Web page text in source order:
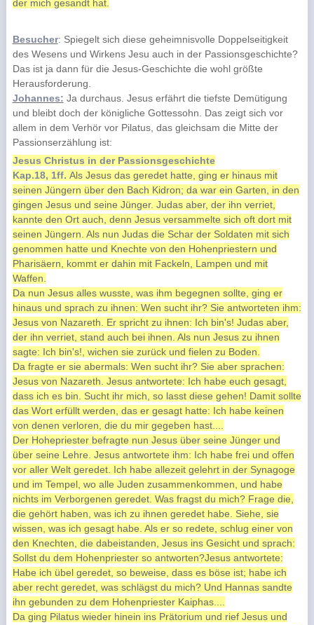
der mich gesandt hat.
Besucher: Spiegelt sich diese geheimnisvolle Doppelseitigkeit
des Wesens und Wirkens Jesu auch in der Passionsgeschichte?
Das ist ja dann für die Jesus-Geschichte die wohl größte
Herausforderung.
Johannes: Ja durchaus. Jesus erfährt die tiefste Demütigung
und bleibt doch der königliche Gottessohn. Das zeigt sich vor
allem in dem Verhör vor Pilatus, das gleichsam die Mitte der
Passionserzählung ist:
Jesus Christus in der Passionsgeschichte
Kap.18, 1ff. Als Jesus das geredet hatte, ging er hinaus mit
seinen Jüngern über den Bach Kidron; da war ein Garten, in den
gingen Jesus und seine Jünger. Judas aber, der ihn verriet,
kannte den Ort auch, denn Jesus versammelte sich oft dort mit
seinen Jüngern. Als nun Judas die Schar der Soldaten mit sich
genommen hatte und Knechte von den Hohenpriestern und
Pharisäern, kommt er dahin mit Fackeln, Lampen und mit
Waffen.
Da nun Jesus alles wusste, was ihm begegnen sollte, ging er
hinaus und sprach zu ihnen: Wen sucht ihr? Sie antworteten ihm:
Jesus von Nazareth. Er spricht zu ihnen: Ich bin's! Judas aber,
der ihn verriet, stand auch bei ihnen. Als nun Jesus zu ihnen
sagte: Ich bin's!, wichen sie zurück und fielen zu Boden.
Da fragte er sie abermals: Wen sucht ihr? Sie aber sprachen:
Jesus von Nazareth. Jesus antwortete: Ich habe euch gesagt,
dass ich es bin. Sucht ihr mich, so lasst diese gehen! Damit sollte
das Wort erfüllt werden, das er gesagt hatte: Ich habe keinen
von denen verloren, die du mir gegeben hast....
Der Hohepriester befragte nun Jesus über seine Jünger und
über seine Lehre. Jesus antwortete ihm: Ich habe frei und offen
vor aller Welt geredet. Ich habe allezeit gelehrt in der Synagoge
und im Tempel, wo alle Juden zusammenkommen, und habe
nichts im Verborgenen geredet. Was fragst du mich? Frage die,
die gehört haben, was ich zu ihnen geredet habe. Siehe, sie
wissen, was ich gesagt habe. Als er so redete, schlug einer von
den Knechten, die dabeistanden, Jesus ins Gesicht und sprach:
Sollst du dem Hohenpriester so antworten?Jesus antwortete:
Habe ich übel geredet, so beweise, dass es böse ist; habe ich
aber recht geredet, was schlägst du mich? Und Hannas sandte
ihn gebunden zu dem Hohenpriester Kaiphas....
Da ging Pilatus wieder hinein ins Prätorium und rief Jesus und